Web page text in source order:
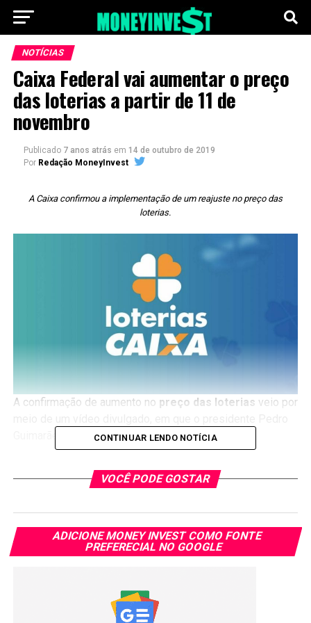
NOTÍCIAS
Caixa Federal vai aumentar o preço
das loterias a partir de 11 de
novembro
Publicado 7 anos atrás em 14 de outubro de 2019
Por Redação MoneyInvest
A Caixa confirmou a implementação de um reajuste no preço das
loterias.
A confirmação de aumento no preço das loterias veio por
Guimarães falou sobre o assunto.
CONTINUAR LENDO NOTÍCIA
VOCÊ PODE GOSTAR
ADICIONE MONEY INVEST COMO FONTE
PREFERECIAL NO GOOGLE